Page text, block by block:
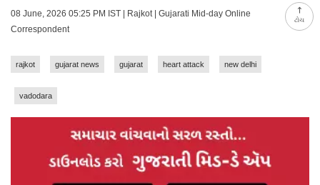
ટોચ
08 June, 2026 05:25 PM IST | Rajkot | Gujarati Mid-day Online
Correspondent
rajkot gujarat news gujarat heart attack new delhi
vadodara